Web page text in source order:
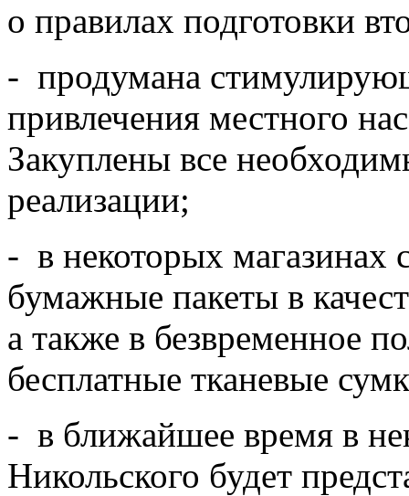
о правилах подготовки
- продумана
привлечения местного
Закуплены все
реализации;
- в некоторых магазинах
бумажные пакеты в
а также в безвременное
бесплатные тканевые
- в ближайшее время в
Никольского будет